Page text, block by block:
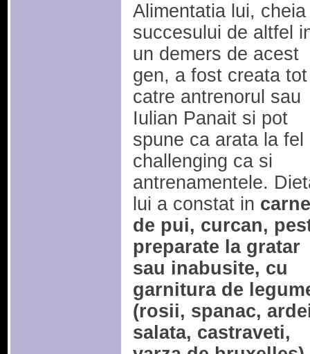
Alimentatia lui, cheia
succesului de altfel
un demers de acest
gen, a fost creata
catre antrenorul sau
Iulian Panait si pot
spune ca arata la fel
challenging ca si
antrenamentele.
lui a constat in carne
de pui, curcan,
preparate la gratar
sau inabusite, cu
garnitura de
(rosii, spanac,
salata, castraveti,